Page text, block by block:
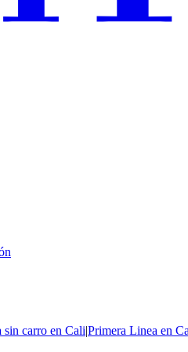
sin carro en Cali|Primera Linea en